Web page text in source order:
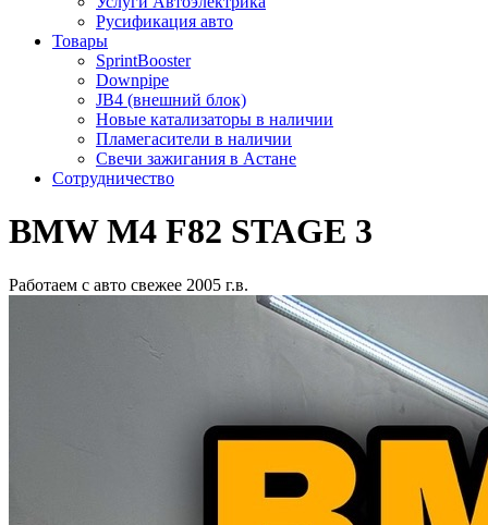
Русификация авто
Товары
SprintBooster
Downpipe
JB4 (внешний блок)
Новые катализаторы в наличии
Пламегасители в наличии
Свечи зажигания в Астане
Сотрудничество
BMW M4 F82 STAGE 3
Работаем с авто свежее 2005 г.в.